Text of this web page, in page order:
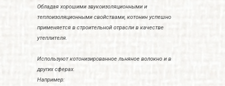
Обладая хорошими звукоизоляционными и
теплоизоляционными свойствами, котонин успешно
применяется в строительной отрасли в качестве
утеплителя.
Используют котонизированное льняное волокно и в
других сферах.
Например: